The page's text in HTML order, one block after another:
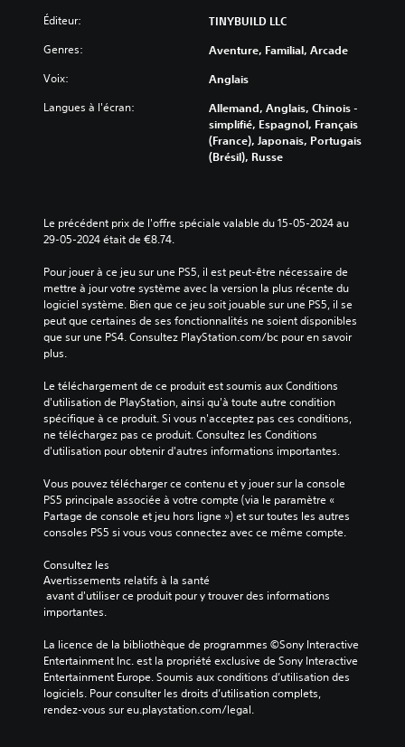
Éditeur: TINYBUILD LLC
Genres: Aventure, Familial, Arcade
Voix: Anglais
Langues à l'écran:
Allemand, Anglais, Chinois -
simplifié, Espagnol, Français
(France), Japonais, Portugais
(Brésil), Russe
Le précédent prix de l'offre spéciale valable du 15-05-2024 au
29-05-2024 était de €8.74.
Pour jouer à ce jeu sur une PS5, il est peut-être nécessaire de
mettre à jour votre système avec la version la plus récente du
logiciel système. Bien que ce jeu soit jouable sur une PS5, il se
peut que certaines de ses fonctionnalités ne soient disponibles
que sur une PS4. Consultez PlayStation.com/bc pour en savoir
plus.
Le téléchargement de ce produit est soumis aux Conditions
d'utilisation de PlayStation, ainsi qu'à toute autre condition
spécifique à ce produit. Si vous n'acceptez pas ces conditions,
ne téléchargez pas ce produit. Consultez les Conditions
d'utilisation pour obtenir d'autres informations importantes.
Vous pouvez télécharger ce contenu et y jouer sur la console
PS5 principale associée à votre compte (via le paramètre «
Partage de console et jeu hors ligne ») et sur toutes les autres
consoles PS5 si vous vous connectez avec ce même compte.
Consultez les
Avertissements relatifs à la santé
importantes.
La licence de la bibliothèque de programmes ©Sony Interactive
Entertainment Inc. est la propriété exclusive de Sony Interactive
Entertainment Europe. Soumis aux conditions d’utilisation des
logiciels. Pour consulter les droits d’utilisation complets,
rendez-vous sur eu.playstation.com/legal.